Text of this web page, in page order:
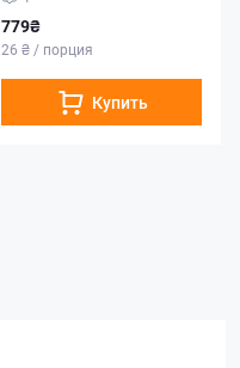
779₴
26 ₴ / порция
Купить